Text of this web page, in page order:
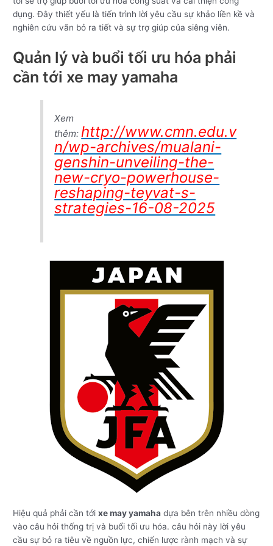
dụng. Đây thiết yếu là tiến trình lời yêu cầu sự khảo liền kề và
nghiên cứu vãn bỏ ra tiết và sự trợ giúp của siêng viên.
Quản lý và buổi tối ưu hóa phải
cần tới xe may yamaha
Xem
thêm: http://www.cmn.edu.v
n/wp-archives/mualani-
genshin-unveiling-the-
new-cryo-powerhouse-
reshaping-teyvat-s-
strategies-16-08-2025
Hiệu quả phải cần tớixe may yamaha dựa bên trên nhiều dòng
vào câu hỏi thống trị và buổi tối ưu hóa. câu hỏi này lời yêu
cầu sự bỏ ra tiêu về nguồn lực, chiến lược rành mạch và sự